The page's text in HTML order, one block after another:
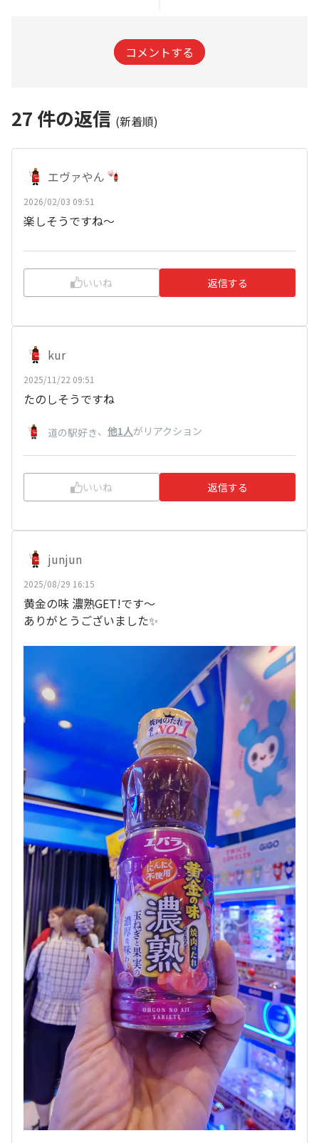
コメントする
27 件の返信 (新着順)
エヴァやん
2026/02/03 09:51
楽しそうですね〜
いいね 返信する
kur
2025/11/22 09:51
たのしそうですね
道の駅好き、 他1人がリアクション
いいね 返信する
junjun
2025/08/29 16:15
黄金の味 濃熟GET!です～
ありがとうございました✨